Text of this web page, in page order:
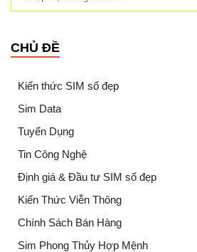
CHỦ ĐỀ
Kiến thức SIM số đẹp
Sim Data
Tuyển Dụng
Tin Công Nghệ
Định giá & Đầu tư SIM số đẹp
Kiến Thức Viễn Thông
Chính Sách Bán Hàng
Sim Phong Thủy Hợp Mệnh